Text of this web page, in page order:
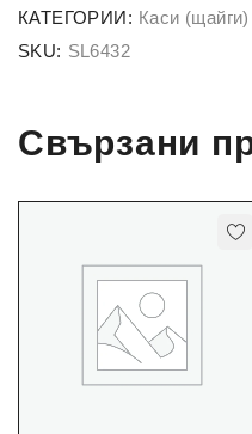
КАТЕГОРИИ: Каси (щайги)
SKU: SL6432
Свързани